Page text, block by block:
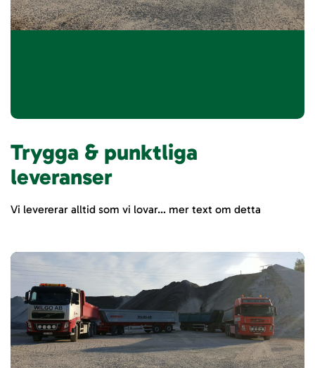
Trygga & punktliga
leveranser
Vi levererar alltid som vi lovar… mer text om detta